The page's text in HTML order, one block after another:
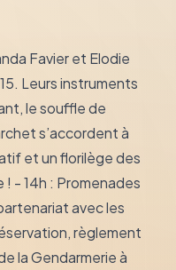
Favier et Elodie
Leurs instruments
le souffle de
s’accordent à
et un florilège des
- 14h : Promenades
avec les
règlement
la Gendarmerie à